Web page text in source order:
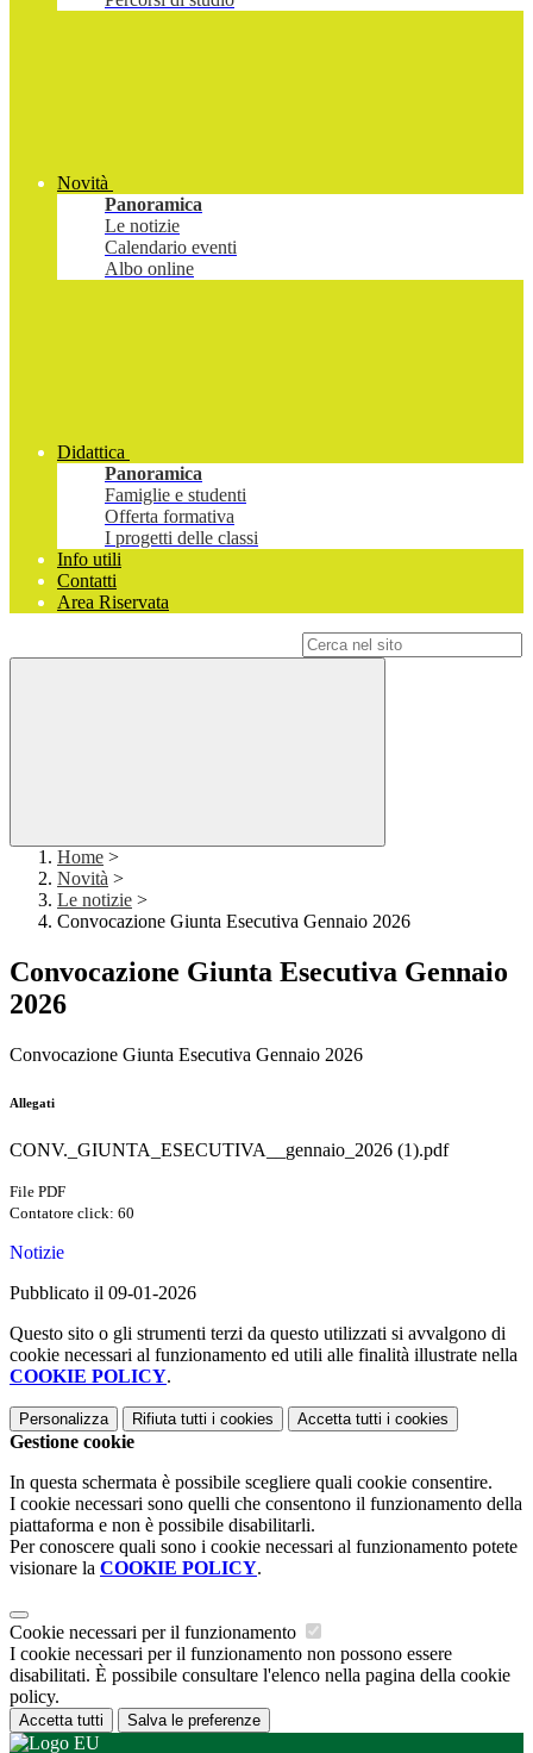
Novità
Panoramica
Le notizie
Calendario eventi
Albo online
Didattica
Panoramica
Famiglie e studenti
Offerta formativa
I progetti delle classi
Info utili
Contatti
Area Riservata
Home >
Novità >
Le notizie >
Convocazione Giunta Esecutiva Gennaio 2026
Convocazione Giunta Esecutiva Gennaio
2026
Convocazione Giunta Esecutiva Gennaio 2026
Allegati
CONV._GIUNTA_ESECUTIVA__gennaio_2026 (1).pdf
File PDF
Contatore click: 60
Notizie
Pubblicato il 09-01-2026
Questo sito o gli strumenti terzi da questo utilizzati si avvalgono di
cookie necessari al funzionamento ed utili alle finalità illustrate nella
COOKIE POLICY.
Personalizza Rifiuta tutti i cookies Accetta tutti i cookies
Gestione cookie
In questa schermata è possibile scegliere quali cookie consentire.
I cookie necessari sono quelli che consentono il funzionamento della
piattaforma e non è possibile disabilitarli.
Per conoscere quali sono i cookie necessari al funzionamento potete
visionare la COOKIE POLICY.
Cookie necessari per il funzionamento
I cookie necessari per il funzionamento non possono essere
disabilitati. È possibile consultare l'elenco nella pagina della cookie
policy.
Accetta tutti Salva le preferenze